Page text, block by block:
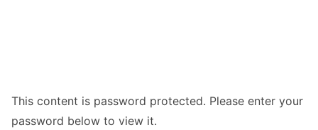
This content is password protected. Please enter your
password below to view it.